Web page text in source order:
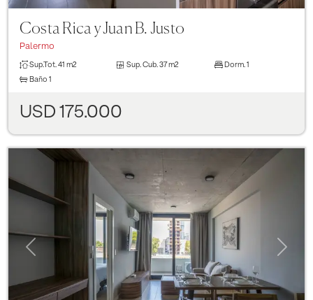
Costa Rica y Juan B. Justo
Palermo
Sup.Tot. 41 m2 Sup. Cub. 37 m2 Dorm. 1
Baño 1
USD 175.000
Previous